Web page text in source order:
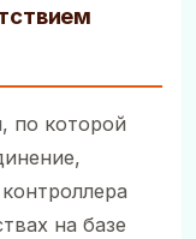
по которой
на базе